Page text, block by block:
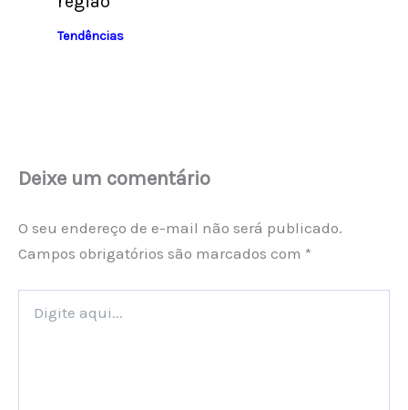
Tendências
Deixe um comentário
O seu endereço de e-mail não será publicado.
Campos obrigatórios são marcados com *
aqui...